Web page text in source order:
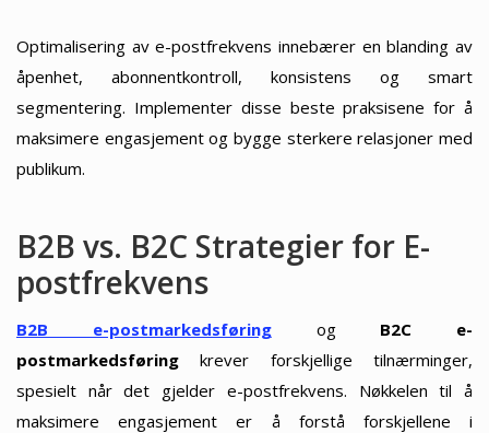
Optimalisering av e-postfrekvens innebærer en blanding av
åpenhet, abonnentkontroll, konsistens og smart
segmentering. Implementer disse beste praksisene for å
maksimere engasjement og bygge sterkere relasjoner med
publikum.
B2B vs. B2C Strategier for E-
postfrekvens
B2B e-postmarkedsføringog B2C e-
postmarkedsføring krever forskjellige tilnærminger,
spesielt når det gjelder e-postfrekvens. Nøkkelen til å
maksimere engasjement er å forstå forskjellene i